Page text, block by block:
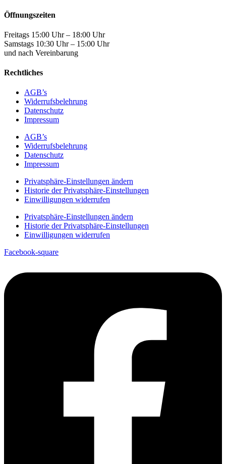
Öffnungszeiten
Freitags 15:00 Uhr – 18:00 Uhr
Samstags 10:30 Uhr – 15:00 Uhr
und nach Vereinbarung
Rechtliches
AGB’s
Widerrufsbelehrung
Datenschutz
Impressum
AGB’s
Widerrufsbelehrung
Datenschutz
Impressum
Privatsphäre-Einstellungen ändern
Historie der Privatsphäre-Einstellungen
Einwilligungen widerrufen
Privatsphäre-Einstellungen ändern
Historie der Privatsphäre-Einstellungen
Einwilligungen widerrufen
Facebook-square